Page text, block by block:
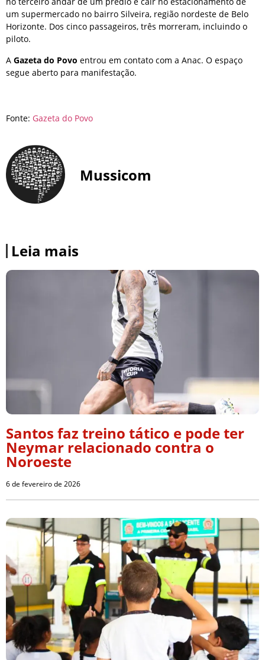
um supermercado no bairro Silveira, região nordeste de Belo
Horizonte. Dos cinco passageiros, três morreram, incluindo o
piloto.
A Gazeta do Povo entrou em contato com a Anac. O espaço
segue aberto para manifestação.
Fonte: Gazeta do Povo
Mussicom
Leia mais
Santos faz treino tático e pode ter
Neymar relacionado contra o
Noroeste
6 de fevereiro de 2026